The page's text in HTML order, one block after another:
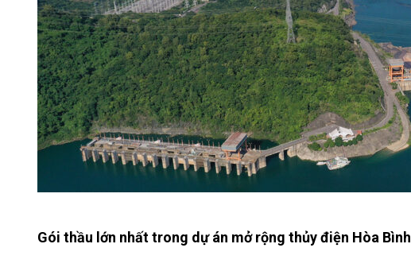
Gói thầu lớn nhất trong dự án mở rộng thủy điện Hòa Bình